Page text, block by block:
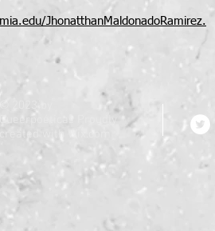
JhonatthanMaldonadoRamirez.
Queerpoéticas
created with